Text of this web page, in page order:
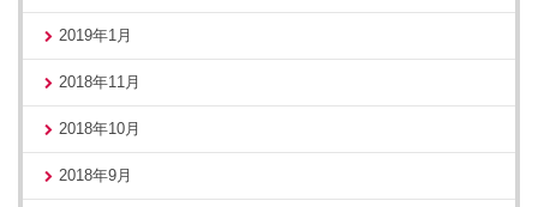
2019年1月
2018年11月
2018年10月
2018年9月